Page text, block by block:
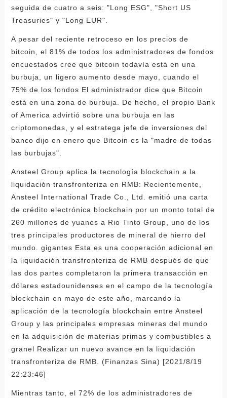
seguida de cuatro a seis: "Long ESG", "Short US
Treasuries" y "Long EUR".
A pesar del reciente retroceso en los precios de
bitcoin, el 81% de todos los administradores de fondos
encuestados cree que bitcoin todavía está en una
burbuja, un ligero aumento desde mayo, cuando el
75% de los fondos El administrador dice que Bitcoin
está en una zona de burbuja. De hecho, el propio Bank
of America advirtió sobre una burbuja en las
criptomonedas, y el estratega jefe de inversiones del
banco dijo en enero que Bitcoin es la "madre de todas
las burbujas".
Ansteel Group aplica la tecnología blockchain a la
liquidación transfronteriza en RMB: Recientemente,
Ansteel International Trade Co., Ltd. emitió una carta
de crédito electrónica blockchain por un monto total de
260 millones de yuanes a Rio Tinto Group, uno de los
tres principales productores de mineral de hierro del
mundo. gigantes Esta es una cooperación adicional en
la liquidación transfronteriza de RMB después de que
las dos partes completaron la primera transacción en
dólares estadounidenses en el campo de la tecnología
blockchain en mayo de este año, marcando la
aplicación de la tecnología blockchain entre Ansteel
Group y las principales empresas mineras del mundo
en la adquisición de materias primas y combustibles a
granel Realizar un nuevo avance en la liquidación
transfronteriza de RMB. (Finanzas Sina) [2021/8/19
22:23:46]
Mientras tanto, el 72% de los administradores de